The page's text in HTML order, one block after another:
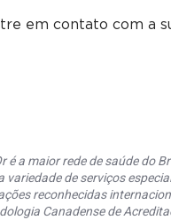
em contato com a
é a maior rede de saúde do
variedade de serviços
reconhecidas
Canadense de